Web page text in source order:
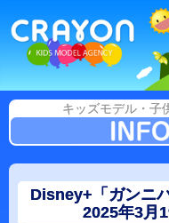
キッズモデル・子
Disney+「ガンニ
2025年3月